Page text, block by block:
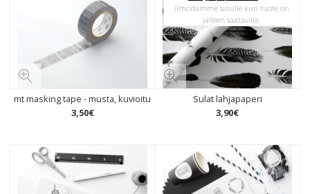
mt masking tape - musta, kuvioitu
3,50€
Sulat lahjapaperi
3,90€
ilmoitamme sinulle kun tuote on
jälleen saatavilla.